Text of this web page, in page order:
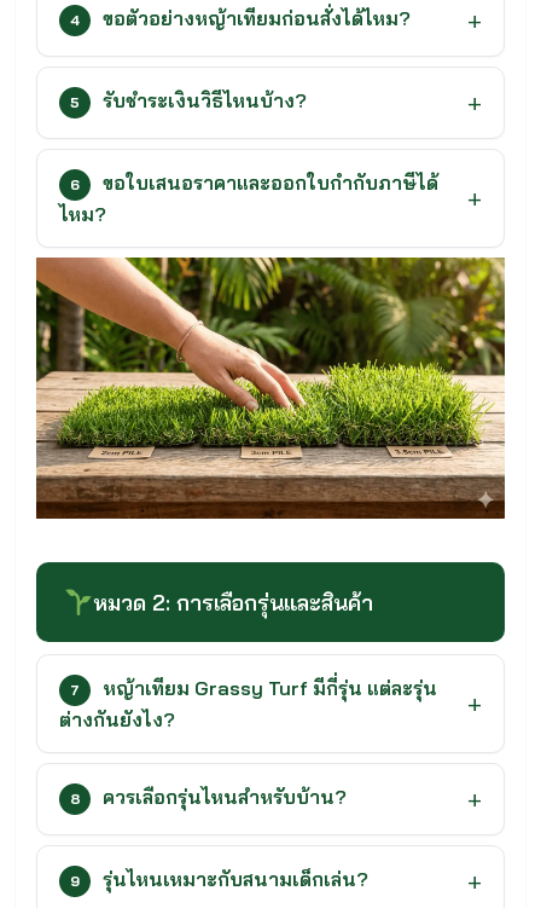
4 ขอตัวอย่างหญ้าเทียมก่อนสั่งได้ไหม?
5 รับชำระเงินวิธีไหนบ้าง?
6
ขอใบเสนอราคาและออกใบกำกับภาษีได้
ไหม?
หมวด 2: การเลือกรุ่นและสินค้า
7
หญ้าเทียม Grassy Turf มีกี่รุ่น แต่ละรุ่น
ต่างกันยังไง?
8 ควรเลือกรุ่นไหนสำหรับบ้าน?
9 รุ่นไหนเหมาะกับสนามเด็กเล่น?